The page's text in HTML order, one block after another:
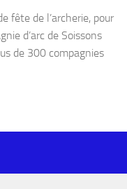
fête de l’archerie, pour
d’arc de Soissons
de 300 compagnies